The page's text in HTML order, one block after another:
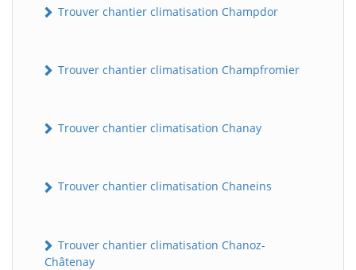
Trouver chantier climatisation Champdor
Trouver chantier climatisation Champfromier
Trouver chantier climatisation Chanay
Trouver chantier climatisation Chaneins
Trouver chantier climatisation Chanoz-
Châtenay